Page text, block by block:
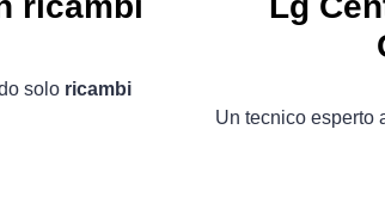
solo ricambi
Un tecnico esperto